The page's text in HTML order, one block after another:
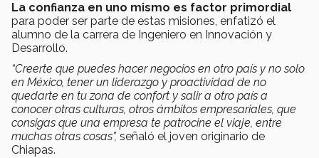
La confianza en uno mismo es factor primordial
para poder ser parte de estas misiones, enfatizó el
alumno de la carrera de Ingeniero en Innovación y
Desarrollo.
“Creerte que puedes hacer negocios en otro país y no solo
en México, tener un liderazgo y proactividad de no
quedarte en tu zona de confort y salir a otro país a
conocer otras culturas, otros ámbitos empresariales, que
consigas que una empresa te patrocine el viaje, entre
muchas otras cosas”, señaló el joven originario de
Chiapas.